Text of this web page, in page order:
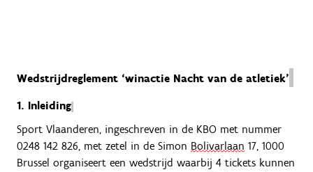
Wedstrijdreglement ‘winactie Nacht van de atletiek’
1. Inleiding
Sport Vlaanderen, ingeschreven in de KBO met nummer
0248 142 826, met zetel in de Simon Bolivarlaan 17, 1000
Brussel organiseert een wedstrijd waarbij 4 tickets kunnen